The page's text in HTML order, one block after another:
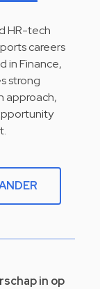
HR-tech
careers
in Finance,
strong
approach,
in op